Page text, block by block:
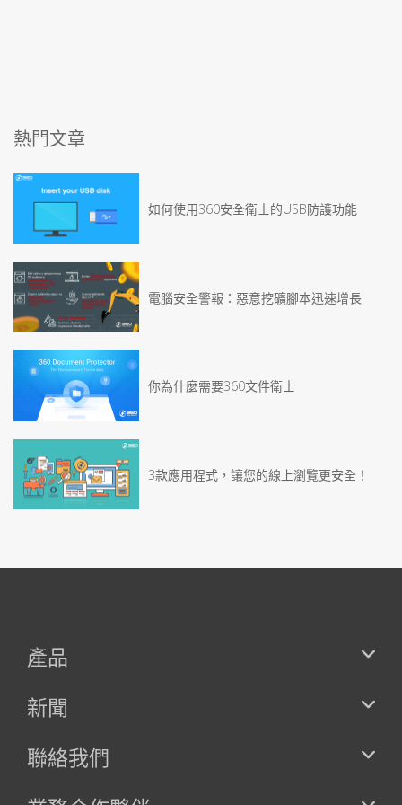
熱門文章
如何使用360安全衛士的USB防護功能
電腦安全警報：惡意挖礦腳本迅速增長
你為什麼需要360文件衛士
3款應用程式，讓您的線上瀏覽更安全！
產品
新聞
聯絡我們